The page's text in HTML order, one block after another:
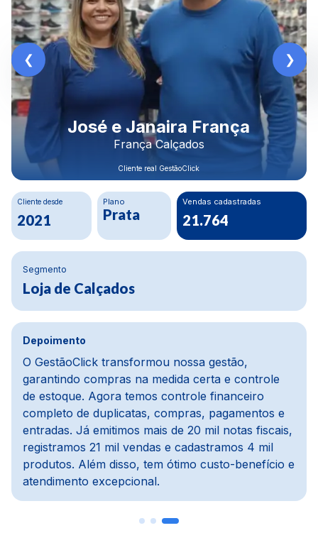
Rodrigo Morais
Construbeto Materiais LTDA
Cliente real GestãoClick
Cliente desde
2020
Plano
Ouro
Crescimento Financeiro
80%
Segmento
Materiais de construção
Depoimento
Na parte financeira, a mudança foi da água para
o vinho, melhoramos cerca de 80%. Usávamos
um ERP defasado, e com o GestãoClick tudo ficou
mais dinâmico e automático. O módulo de pedidos
e PDV é prático, e o módulo de compras é um
dos meus preferidos, pois importa notas, concilia
com o financeiro e agiliza todo o processo.